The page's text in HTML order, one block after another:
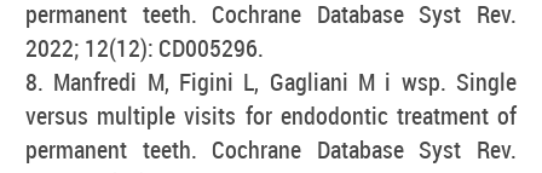
permanent teeth. Cochrane Database Syst Rev.
2022; 12(12): CD005296.
8. Manfredi M, Figini L, Gagliani M i wsp. Single
versus multiple visits for endodontic treatment of
permanent teeth. Cochrane Database Syst Rev.